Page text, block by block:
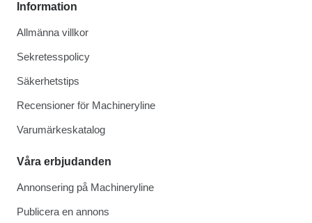
Information
Allmänna villkor
Sekretesspolicy
Säkerhetstips
Recensioner för Machineryline
Varumärkeskatalog
Våra erbjudanden
Annonsering på Machineryline
Publicera en annons